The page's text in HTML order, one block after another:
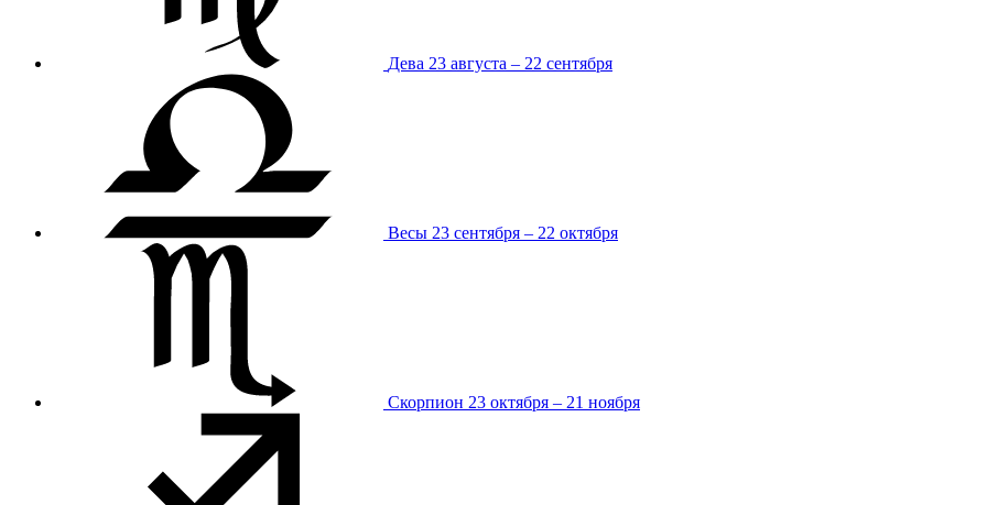
Дева 23 августа – 22 сентября
Весы 23 сентября – 22 октября
Скорпион 23 октября – 21 ноября